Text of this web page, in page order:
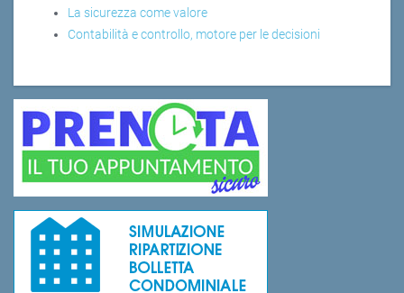
La sicurezza come valore
Contabilità e controllo, motore per le decisioni